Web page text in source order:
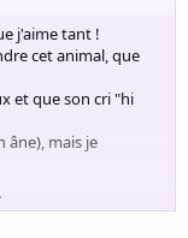
j'aime tant !
cet animal, que
et que son cri "hi
mais je